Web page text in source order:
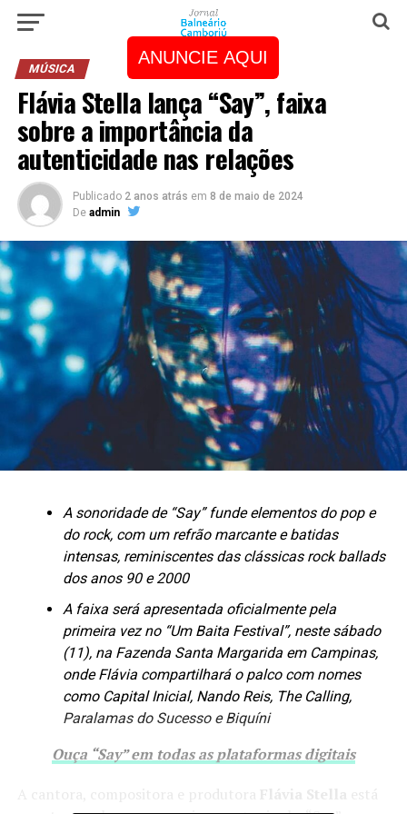
ANUNCIE AQUI
MÚSICA
Flávia Stella lança “Say”, faixa
sobre a importância da
autenticidade nas relações
Publicado 2 anos atrás em 8 de maio de 2024
De admin
A sonoridade de “Say” funde elementos do pop e
do rock, com um refrão marcante e batidas
intensas, reminiscentes das clássicas rock ballads
dos anos 90 e 2000
A faixa será apresentada oficialmente pela
primeira vez no “Um Baita Festival”, neste sábado
(11), na Fazenda Santa Margarida em Campinas,
onde Flávia compartilhará o palco com nomes
como Capital Inicial, Nando Reis, The Calling,
Paralamas do Sucesso e Biquíni
Ouça “Say” em todas as plataformas digitais
A cantora, compositora e produtora